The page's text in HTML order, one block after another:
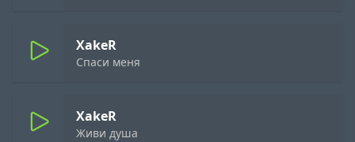
XakeR
Спаси меня
XakeR
Живи душа